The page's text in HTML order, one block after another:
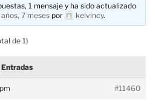
1 mensaje y ha sido actualizado
7 meses por kelvincy.
de 1)
Entradas
#11460